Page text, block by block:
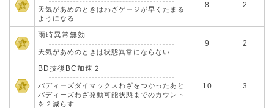
天気があめのときはわざゲージが早くたまる
ようになる
8 2
雨時異常無効
天気があめのときは状態異常にならない
9 2
BD技後BC加速２
バディーズダイマックスわざをつかったあと
バディーズわざ発動可能状態までのカウント
を２減らす
10 3